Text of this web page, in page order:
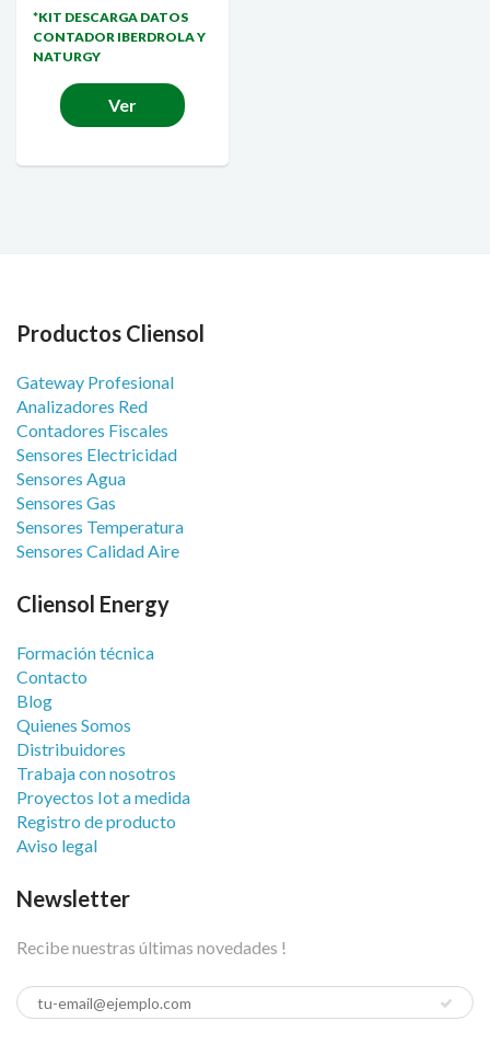
*KIT DESCARGA DATOS
CONTADOR IBERDROLA Y
NATURGY
Ver
Productos Cliensol
Gateway Profesional
Analizadores Red
Contadores Fiscales
Sensores Electricidad
Sensores Agua
Sensores Gas
Sensores Temperatura
Sensores Calidad Aire
Cliensol Energy
Formación técnica
Contacto
Blog
Quienes Somos
Distribuidores
Trabaja con nosotros
Proyectos Iot a medida
Registro de producto
Aviso legal
Newsletter
Recibe nuestras últimas novedades !